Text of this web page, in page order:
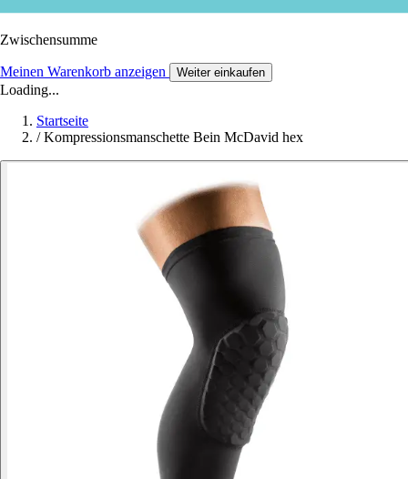
Zwischensumme
Meinen Warenkorb anzeigen Weiter einkaufen
Loading...
Startseite
/ Kompressionsmanschette Bein McDavid hex